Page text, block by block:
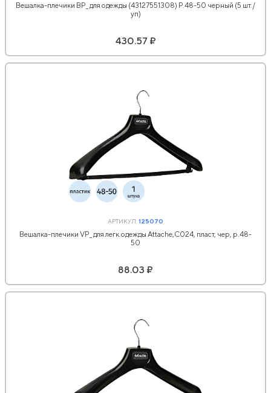
Вешалка-плечики BP_ для одежды (43127551308) Р.48-50 черный (5 шт./
уп)
430.57 ₽
АРТИКУЛ:125070
Вешалка-плечики VP_ для легк.одежды Attache,С024, пласт, чер, р.48-
50
88.03 ₽